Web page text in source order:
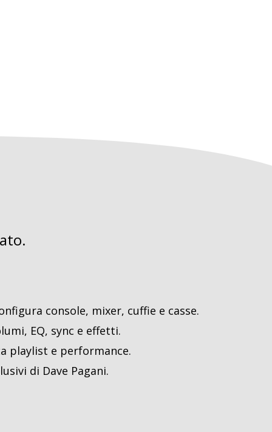
console, mixer, cuffie e casse.
EQ, sync e effetti.
playlist e performance.
di Dave Pagani.